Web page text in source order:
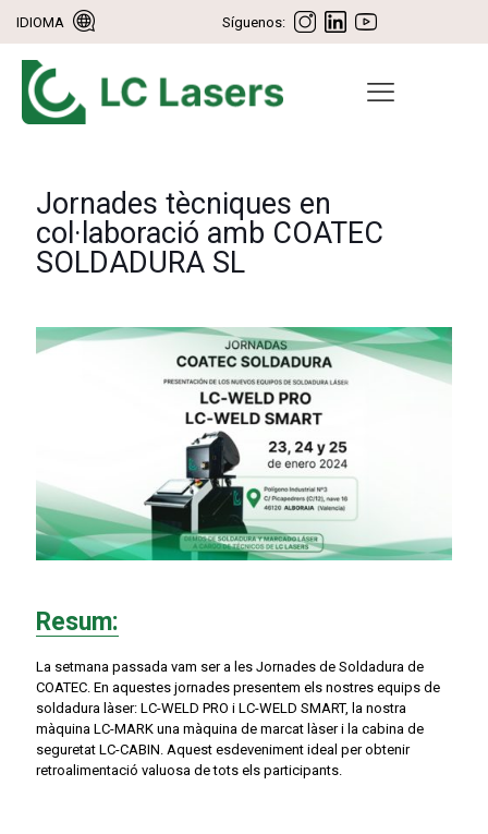
IDIOMA Síguenos:
Jornades tècniques en
col·laboració amb COATEC
SOLDADURA SL
Resum:
La setmana passada vam ser a les Jornades de Soldadura de
COATEC. En aquestes jornades presentem els nostres equips de
soldadura làser: LC-WELD PRO i LC-WELD SMART, la nostra
màquina LC-MARK una màquina de marcat làser i la cabina de
seguretat LC-CABIN. Aquest esdeveniment ideal per obtenir
retroalimentació valuosa de tots els participants.